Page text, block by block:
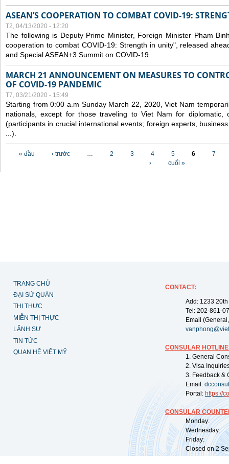
ASEAN’S COOPERATION TO COMBAT COVID-19:
T2, 04/13/2020 - 12:20
The following is Deputy Prime Minister, Foreign Minister Pham
cooperation to combat COVID-19: Strength in unity", released
and Special ASEAN+3 Summit on COVID-19.
MARCH 21 ANNOUNCEMENT ON MEASURES TO
OF COVID-19 PANDEMIC
T7, 03/21/2020 - 15:49
Starting from 0:00 a.m Sunday March 22, 2020, Viet Nam
nationals, except for those traveling to Viet Nam for diplomatic,
(participants in crucial international events; foreign experts,
...).
Các trang
« đầu ‹ trước … 2 3 4 5 6
7
›
cuối »
TRANG CHỦ
ĐẠI SỨ QUÁN
THỊ THỰC
MIỄN THỊ THỰC
LÃNH SỰ
TIN TỨC
QUAN HỆ VIỆT MỸ
CONTACT:
Add: 1233
Tel: 202-861-
Email
CONSULAR
1. General
2. Visa
3. Feedback &
Email:
Portal: https://
CONSULAR
Monday:
Wednesday:
Friday:
Closed on 2